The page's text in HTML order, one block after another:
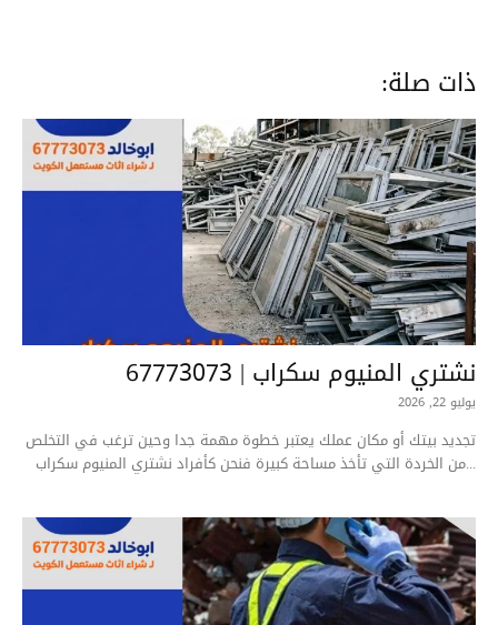
ذات صلة:
نشتري المنيوم سكراب | 67773073
يوليو 22, 2026
تجديد بيتك أو مكان عملك يعتبر خطوة مهمة جدا وحين ترغب في التخلص
من الخردة التي تأخذ مساحة كبيرة فنحن كأفراد نشتري المنيوم سكراب...